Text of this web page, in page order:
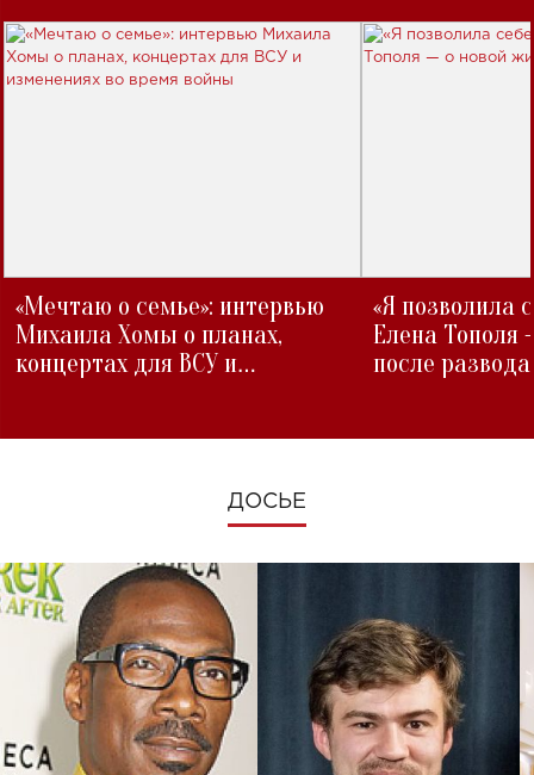
«Мечтаю о семье»: интервью
Михаила Хомы о планах,
концертах для ВСУ и
«Я позволила
Елена Тополя
после развода
ДОСЬЕ